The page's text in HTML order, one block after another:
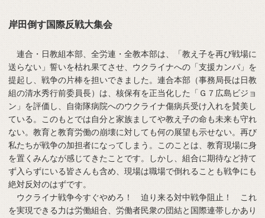
岸田倒す国際反戦大集会
連合・日教組本部、全労連・全教本部は、「教え子を再び戦場に
送らない」誓いを枯れ果てさせ、ウクライナへの「支援カンパ」を
提起し、戦争の片棒を担いできました。連合本部（事務局長は日教
組の清水秀行前委員長）は、核保有を正当化した「Ｇ７広島ビジョ
ン」を評価し、自衛隊病院へのウクライナ傷病兵受け入れを賛美し
ている。このもとでは自分と家族ましてや教え子の命も未来も守れ
ない。教育と教育労働の崩壊に対しても何の展望も示せない。再び
私たちが戦争の加担者になってしまう。このことは、教育現場に身
を置くみんなが感じてきたことです。しかし、組合に期待など持て
ず入らずにいる皆さんも含め、現場は職場で倒れることも戦争にも
絶対反対のはずです。
ウクライナ戦争今すぐやめろ！ 迫り来る対中戦争阻止！ これ
を実現できる力は労働組合、労働者民衆の団結と国際連帯しかあり